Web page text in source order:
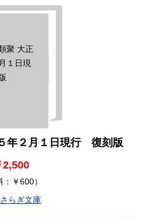
聚 大正
１日現
年２月１日現行 復刻版
2,500
：￥600）
らぎ文庫